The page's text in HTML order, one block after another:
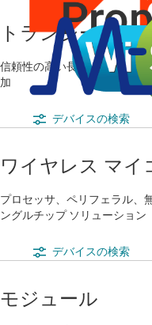
トランシーバ
信頼性の高い長距離ワイヤレ
加
デバイスの検索
ワイヤレス マイ
プロセッサ、ペリフェラル、
ングルチップ ソリューション
デバイスの検索
モジュール